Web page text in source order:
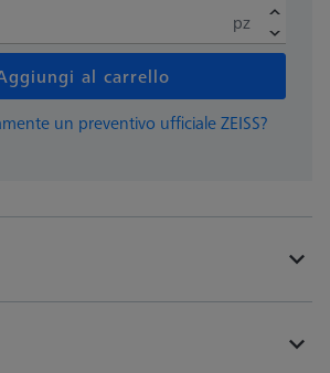
pz
al carrello
un preventivo ufficiale ZEISS?